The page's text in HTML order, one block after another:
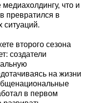
что и
превратился в
ситуаций.
второго сезона
создатели
на жизни
в первом